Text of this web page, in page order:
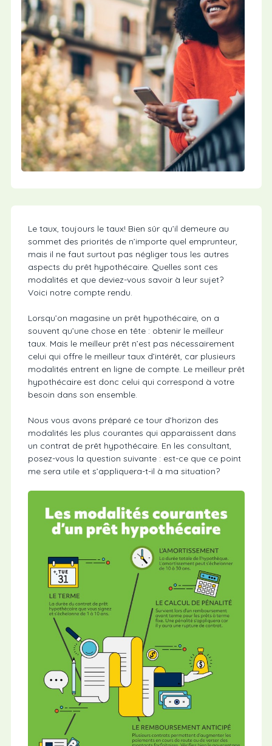
Le taux, toujours le taux! Bien sûr qu’il demeure au
sommet des priorités de n’importe quel emprunteur,
mais il ne faut surtout pas négliger tous les autres
aspects du prêt hypothécaire. Quelles sont ces
modalités et que deviez-vous savoir à leur sujet?
Voici notre compte rendu.
Lorsqu’on magasine un prêt hypothécaire, on a
souvent qu’une chose en tête : obtenir le meilleur
taux. Mais le meilleur prêt n’est pas nécessairement
celui qui offre le meilleur taux d’intérêt, car plusieurs
modalités entrent en ligne de compte. Le meilleur prêt
hypothécaire est donc celui qui correspond à votre
besoin dans son ensemble.
Nous vous avons préparé ce tour d’horizon des
modalités les plus courantes qui apparaissent dans
un contrat de prêt hypothécaire. En les consultant,
posez-vous la question suivante : est-ce que ce point
me sera utile et s’appliquera-t-il à ma situation?